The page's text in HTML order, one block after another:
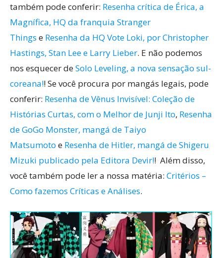
também pode conferir: Resenha crítica de Érica, a
Magnífica, HQ da franquia Stranger
Things e Resenha da HQ Vote Loki, por Christopher
Hastings, Stan Lee e Larry Lieber. E não podemos
nos esquecer deSolo Leveling, a nova sensação sul-
coreana!! Se você procura por mangás legais, pode
conferir: Resenha de Vênus Invisível: Coleção de
Histórias Curtas, com o Melhor de Junji Ito, Resenha
de GoGo Monster, mangá de Taiyo
Matsumoto e Resenha de Hitler, mangá de Shigeru
Mizuki publicado pela Editora Devir!! Além disso,
você também pode ler a nossa matéria: Critérios –
Como fazemos Críticas e Análises.